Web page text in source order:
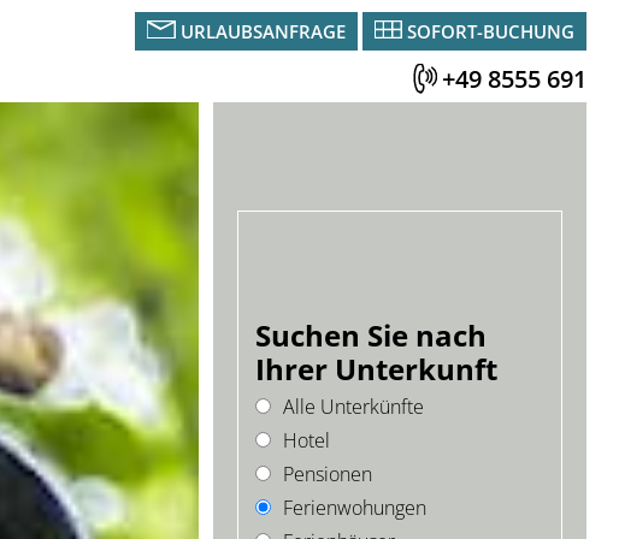
URLAUBSANFRAGE SOFORT-BUCHUNG
+49 8555 691
Suchen Sie nach
Ihrer Unterkunft
Alle Unterkünfte
Hotel
Pensionen
Ferienwohungen